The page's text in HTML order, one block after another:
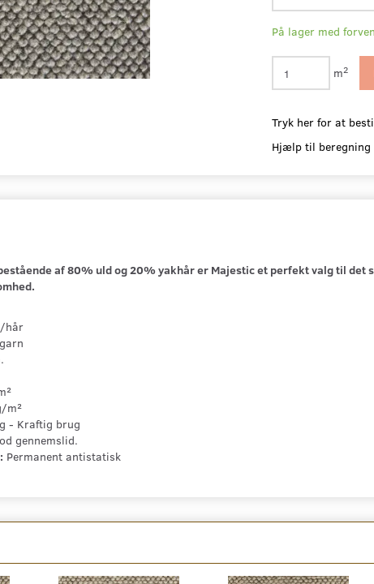
På lager med
m2
Tryk her for at
Hjælp til beregning
af 80% uld og 20% yakhår er Majestic et perfekt valg til
hår
m²
- Kraftig brug
gennemslid.
Permanent antistatisk